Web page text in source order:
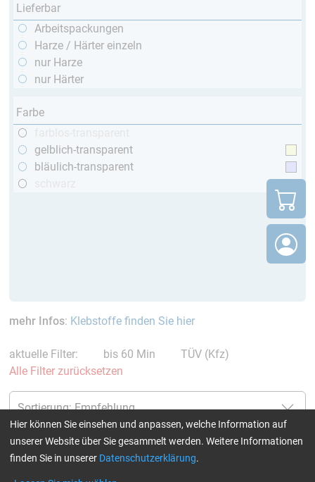
Lieferbar
Arbeitspackungen
Harze / Härter einzeln
nur Harze
nur Härter
Farbe
gelblich-transparent
bläulich-transparent
mehr Infos: Klebstoffe finden Sie hier
aktuelle Filter: bis 60 Min
TÜV (Kfz)
Alle Filter zurücksetzen
Härter EPIKURE™ MGS™ LH
Epoxidharz EPIKOTE™ LR
Hier können Sie einsehen und anpassen, welche Information auf
unserer Website über Sie gesammelt werden. Weitere Informationen
finden Sie in unserer Datenschutzerklärung.